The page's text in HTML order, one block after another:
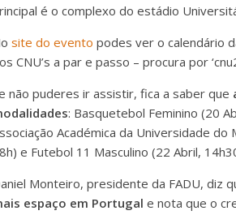
é o complexo do estádio
site do evento podes ver o calendário
CNU’s a par e passo – procura por
não puderes ir assistir, fica a saber que
: Basquetebol Feminino (20
Académica da Universidade do
e Futebol 11 Masculino (22 Abril,
Monteiro, presidente da FADU, diz
espaço em Portugal e nota que o